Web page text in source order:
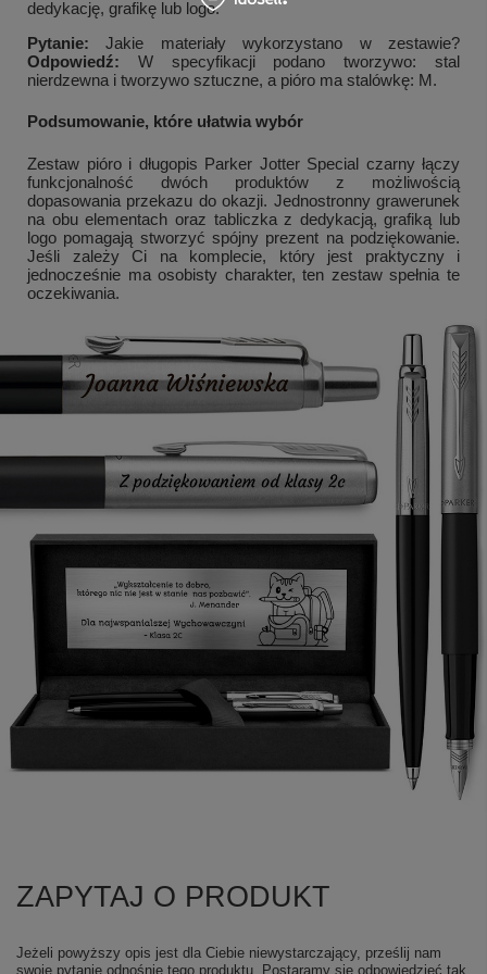
dedykację, grafikę lub logo.
Pytanie: Jakie materiały wykorzystano w zestawie?
Odpowiedź: W specyfikacji podano tworzywo: stal
nierdzewna i tworzywo sztuczne, a pióro ma stalówkę: M.
Podsumowanie, które ułatwia wybór
Zestaw pióro i długopis Parker Jotter Special czarny łączy
funkcjonalność dwóch produktów z możliwością
dopasowania przekazu do okazji. Jednostronny grawerunek
na obu elementach oraz tabliczka z dedykacją, grafiką lub
logo pomagają stworzyć spójny prezent na podziękowanie.
Jeśli zależy Ci na komplecie, który jest praktyczny i
jednocześnie ma osobisty charakter, ten zestaw spełnia te
oczekiwania.
ZAPYTAJ O PRODUKT
Jeżeli powyższy opis jest dla Ciebie niewystarczający, prześlij nam
swoje pytanie odnośnie tego produktu. Postaramy się odpowiedzieć tak